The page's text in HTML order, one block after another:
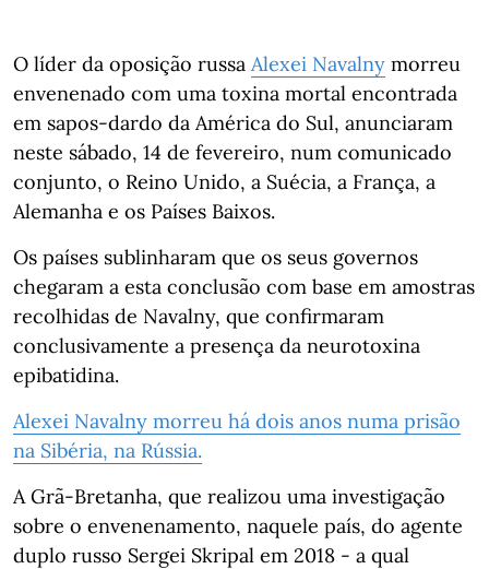
O líder da oposição russa Alexei Navalny morreu
envenenado com uma toxina mortal encontrada
em sapos-dardo da América do Sul, anunciaram
neste sábado, 14 de fevereiro, num comunicado
conjunto, o Reino Unido, a Suécia, a França, a
Alemanha e os Países Baixos.
Os países sublinharam que os seus governos
chegaram a esta conclusão com base em amostras
recolhidas de Navalny, que confirmaram
conclusivamente a presença da neurotoxina
epibatidina.
Alexei Navalny morreu há dois anos numa prisão
na Sibéria, na Rússia.
A Grã-Bretanha, que realizou uma investigação
sobre o envenenamento, naquele país, do agente
duplo russo Sergei Skripal em 2018 - a qual